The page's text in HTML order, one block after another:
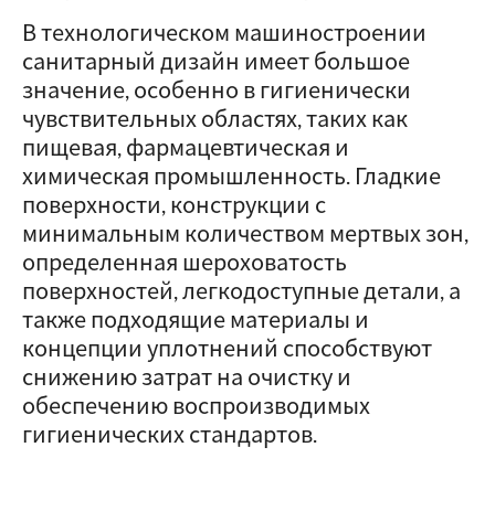
В технологическом машиностроении
санитарный дизайн имеет большое
значение, особенно в гигиенически
чувствительных областях, таких как
пищевая, фармацевтическая и
химическая промышленность. Гладкие
поверхности, конструкции с
минимальным количеством мертвых зон,
определенная шероховатость
поверхностей, легкодоступные детали, а
также подходящие материалы и
концепции уплотнений способствуют
снижению затрат на очистку и
обеспечению воспроизводимых
гигиенических стандартов.